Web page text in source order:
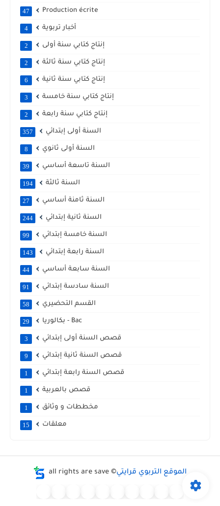
Production écrite
47
أخبار تربوية 4
إنتاج كتابي سنة أولى 2
إنتاج كتابي سنة ثالثة 2
إنتاج كتابي سنة ثانية 6
إنتاج كتابي سنة خامسة 3
إنتاج كتابي سنة رابعة 2
السنة أولى إبتدائي 357
السنة أولى ثانوي 8
السنة تاسعة أساسي 39
السنة ثالثة 194
السنة ثامنة أساسي 27
السنة ثانية إبتدائي 244
السنة خامسة إبتدائي 99
السنة رابعة إبتدائي 143
السنة سابعة أساسي 44
السنة سادسة إبتدائي 91
القسم التحضيري 58
بكالوريا - Bac 29
قصص السنة أولى إبتدائي 3
قصص السنة ثانية إبتدائي 9
قصص السنة رابعة إبتدائي 1
قصص بالعربية 1
مخططات و وثائق 1
معلقات 15
all rights are save ©الموقع التربوي قرايتي